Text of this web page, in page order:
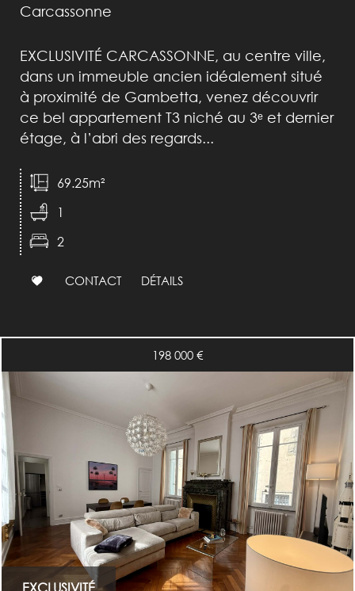
Carcassonne
EXCLUSIVITÉ CARCASSONNE, au centre ville,
dans un immeuble ancien idéalement situé
à proximité de Gambetta, venez découvrir
ce bel appartement T3 niché au 3ᵉ et dernier
étage, à l’abri des regards...
69.25m²
1
2
CONTACT DÉTAILS
EXCLUSIVITÉ
198 000 €